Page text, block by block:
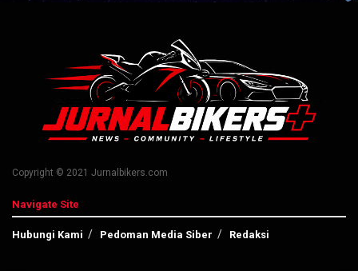
Copyright © 2021 Jurnalbikers.com
Navigate Site
Hubungi Kami Pedoman Media Siber Redaksi